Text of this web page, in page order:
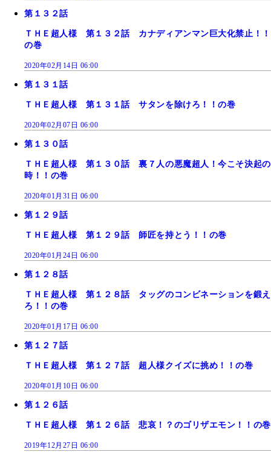
第１３２話
ＴＨＥ超人様 第１３２話 カナディアンマン巨大化禁止！！
の巻
2020年02月14日 06:00
第１３１話
ＴＨＥ超人様 第１３１話 サタンを除けろ！！の巻
2020年02月07日 06:00
第１３０話
ＴＨＥ超人様 第１３０話 裏７人の悪魔超人！今こそ決起の
時！！の巻
2020年01月31日 06:00
第１２９話
ＴＨＥ超人様 第１２９話 師匠を持とう！！の巻
2020年01月24日 06:00
第１２８話
ＴＨＥ超人様 第１２８話 タッグのコンビネーションを鍛え
ろ！！の巻
2020年01月17日 06:00
第１２７話
ＴＨＥ超人様 第１２７話 超人様クイズに挑め！！の巻
2020年01月10日 06:00
第１２６話
ＴＨＥ超人様 第１２６話 悲哀！？のゴリザエモン！！の巻
2019年12月27日 06:00